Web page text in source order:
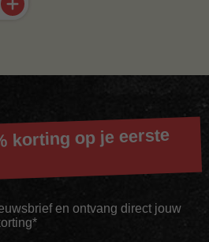
korting op je eerste
en ontvang direct jouw